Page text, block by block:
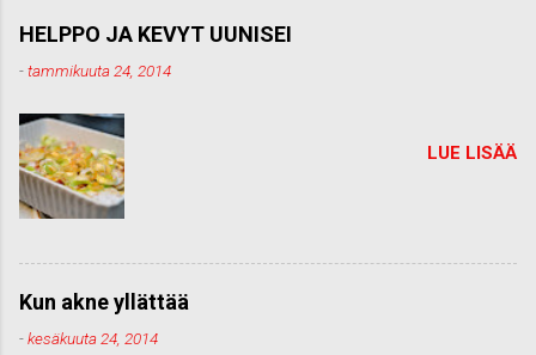
HELPPO JA KEVYT UUNISEI
-tammikuuta 24, 2014
LUE LISÄÄ
Kun akne yllättää
-kesäkuuta 24, 2014